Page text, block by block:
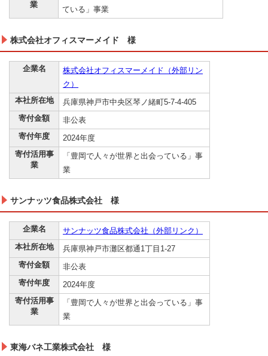
業
ている」事業
株式会社オフィスマーメイド 様
企業名
株式会社オフィスマーメイド（外部リン
ク）
本社所在地
兵庫県神戸市中央区琴ノ緒町5-7-4-405
寄付金額
非公表
寄付年度
2024年度
寄付活用事
業
「豊岡で人々が世界と出会っている」事
業
サンナッツ食品株式会社 様
企業名
サンナッツ食品株式会社（外部リンク）
本社所在地
兵庫県神戸市灘区都通1丁目1-27
寄付金額
非公表
寄付年度
2024年度
寄付活用事
業
「豊岡で人々が世界と出会っている」事
業
東海バネ工業株式会社 様